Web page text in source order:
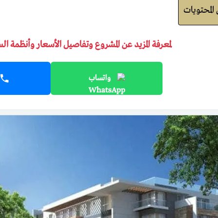
لمعرفة المزيد عن المشروع وتفاصيل الأسعار وأنظمة
واتساب